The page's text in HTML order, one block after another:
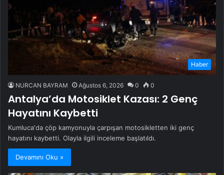
Haber
NURCAN BAYRAM Ağustos 6, 2026 0 0
Antalya’da Motosiklet Kazası: 2 Genç
Hayatını Kaybetti
Kumluca'da çöp kamyonuyla çarpışan motosikletten iki genç
hayatını kaybetti. Olayla ilgili inceleme başlatıldı.
Devamını Oku »